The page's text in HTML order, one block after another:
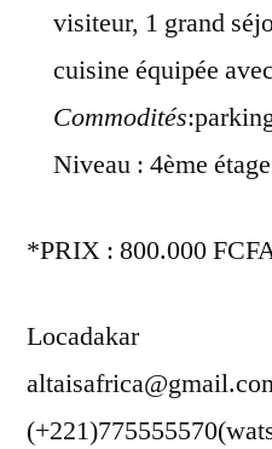
visiteur, 1 grand
cuisine équipée
Commodités
Niveau : 4ème étage
*PRIX : 800.000
Locadakar